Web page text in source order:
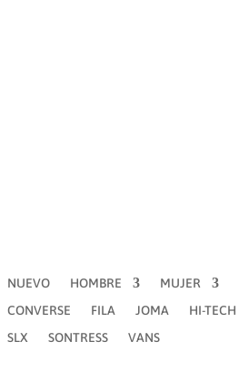
NUEVO HOMBRE MUJER
CONVERSE
FILA JOMA HI-TECH
SLX
SONTRESS VANS